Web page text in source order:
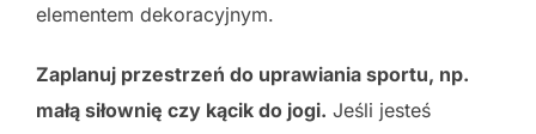
elementem dekoracyjnym.
Zaplanuj przestrzeń do uprawiania sportu, np.
małą siłownię czy kącik do jogi. Jeśli jesteś